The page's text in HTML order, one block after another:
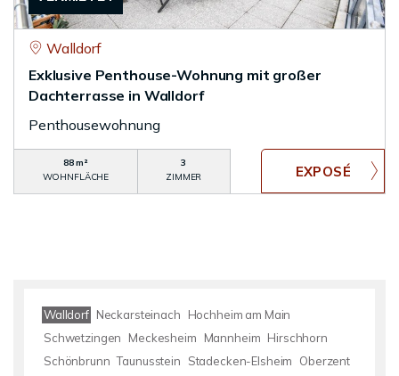
Walldorf
Exklusive Penthouse-Wohnung mit großer
Dachterrasse in Walldorf
Penthousewohnung
88 m²
WOHNFLÄCHE
3
ZIMMER
Walldorf Neckarsteinach
Hochheim am Main
Schwetzingen
Meckesheim Mannheim Hirschhorn
Schönbrunn Taunusstein Stadecken-Elsheim
Oberzent